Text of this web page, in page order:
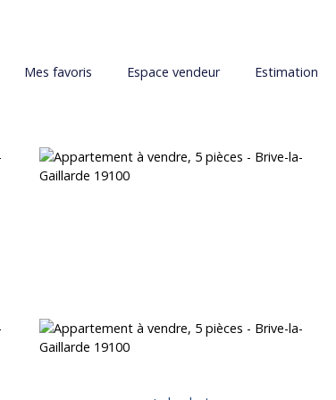
Mes favoris Espace vendeur Estimation